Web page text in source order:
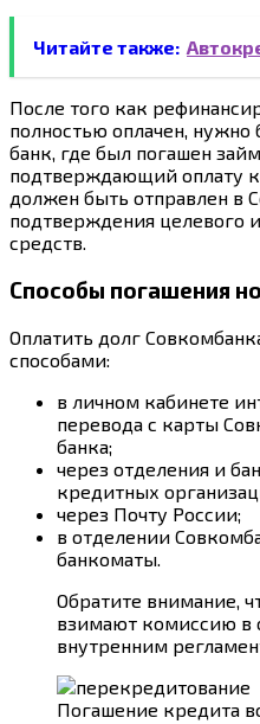
Читайте также:
После того как
полностью оплачен, нужно
банк, где был погашен
подтверждающий оплату
должен быть отправлен в
подтверждения целевого
средств.
Способы погашения
Оплатить долг
способами:
в личном кабинете
перевода с карты
банка;
через отделения и
кредитных
через Почту России;
в отделении
банкоматы.
Обратите внимание,
взимают комиссию в
внутренним
Погашение кредита